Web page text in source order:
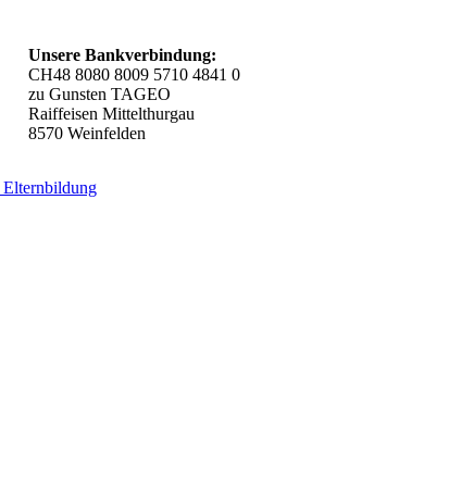
Unsere Bankverbindung:
CH48 8080 8009 5710 4841 0
zu Gunsten TAGEO
Raiffeisen Mittelthurgau
8570 Weinfelden